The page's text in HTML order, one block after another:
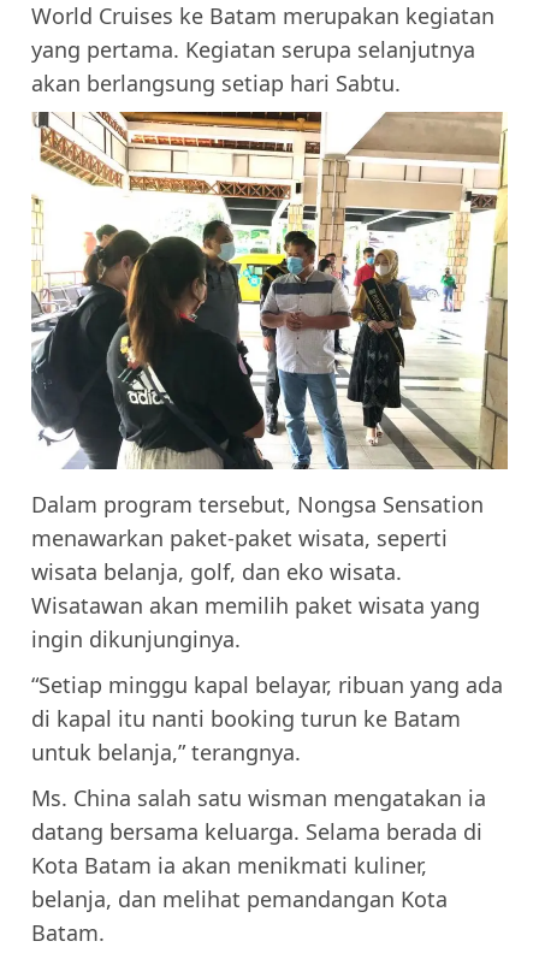
World Cruises ke Batam merupakan kegiatan
yang pertama. Kegiatan serupa selanjutnya
akan berlangsung setiap hari Sabtu.
Dalam program tersebut, Nongsa Sensation
menawarkan paket-paket wisata, seperti
wisata belanja, golf, dan eko wisata.
Wisatawan akan memilih paket wisata yang
ingin dikunjunginya.
“Setiap minggu kapal belayar, ribuan yang ada
di kapal itu nanti booking turun ke Batam
untuk belanja,” terangnya.
Ms. China salah satu wisman mengatakan ia
datang bersama keluarga. Selama berada di
Kota Batam ia akan menikmati kuliner,
belanja, dan melihat pemandangan Kota
Batam.